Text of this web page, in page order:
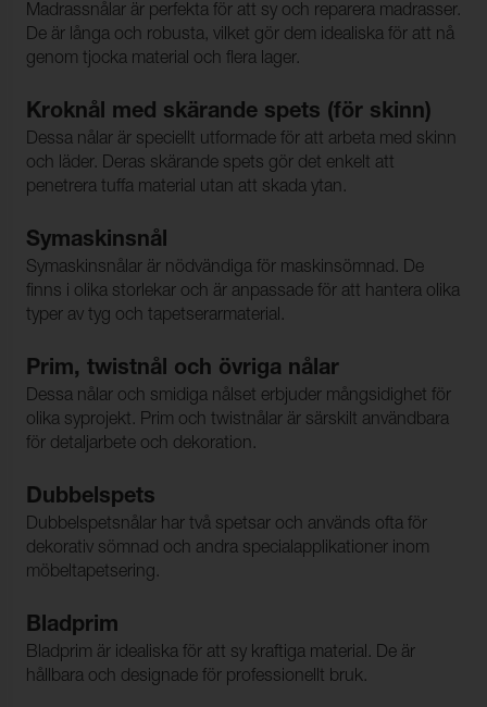
Madrassnålar är perfekta för att sy och reparera madrasser.
De är långa och robusta, vilket gör dem idealiska för att nå
genom tjocka material och flera lager.
Kroknål med skärande spets (för skinn)
Dessa nålar är speciellt utformade för att arbeta med skinn
och läder. Deras skärande spets gör det enkelt att
penetrera tuffa material utan att skada ytan.
Symaskinsnål
Symaskinsnålar är nödvändiga för maskinsömnad. De
finns i olika storlekar och är anpassade för att hantera olika
typer av tyg och tapetserarmaterial.
Prim, twistnål och övriga nålar
Dessa nålar och smidiga nålset erbjuder mångsidighet för
olika syprojekt. Prim och twistnålar är särskilt användbara
för detaljarbete och dekoration.
Dubbelspets
Dubbelspetsnålar har två spetsar och används ofta för
dekorativ sömnad och andra specialapplikationer inom
möbeltapetsering.
Bladprim
Bladprim är idealiska för att sy kraftiga material. De är
hållbara och designade för professionellt bruk.